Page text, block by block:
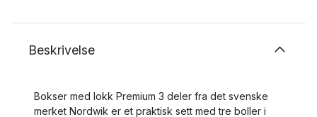
Beskrivelse
Bokser med lokk Premium 3 deler fra det svenske
merket Nordwik er et praktisk sett med tre boller i